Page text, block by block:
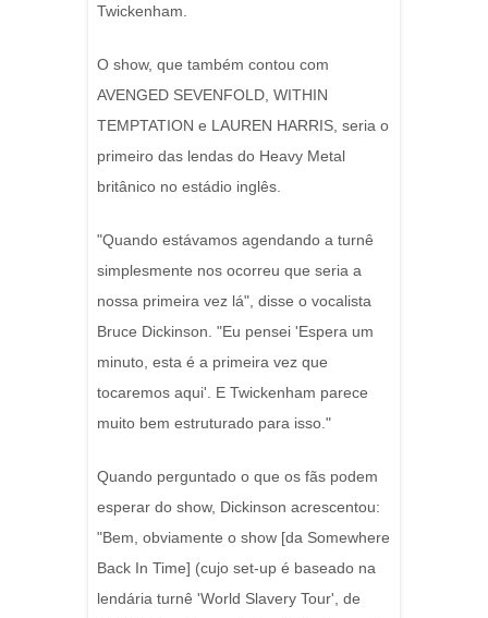
Twickenham.
O show, que também contou com
AVENGED SEVENFOLD, WITHIN
TEMPTATION e LAUREN HARRIS, seria o
primeiro das lendas do Heavy Metal
britânico no estádio inglês.
"Quando estávamos agendando a turnê
simplesmente nos ocorreu que seria a
nossa primeira vez lá", disse o vocalista
Bruce Dickinson. "Eu pensei 'Espera um
minuto, esta é a primeira vez que
tocaremos aqui'. E Twickenham parece
muito bem estruturado para isso."
Quando perguntado o que os fãs podem
esperar do show, Dickinson acrescentou:
"Bem, obviamente o show [da Somewhere
Back In Time] (cujo set-up é baseado na
lendária turnê 'World Slavery Tour', de